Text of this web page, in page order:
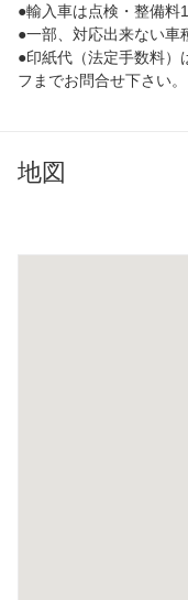
●輸入車は点検・整備料
●一部、対応出来ない
●印紙代（法定手数料）
フまでお問合せ下さい。
地図